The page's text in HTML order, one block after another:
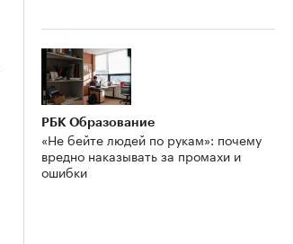
РБК Образование
«Не бейте людей по рукам»: почему
вредно наказывать за промахи и
ошибки